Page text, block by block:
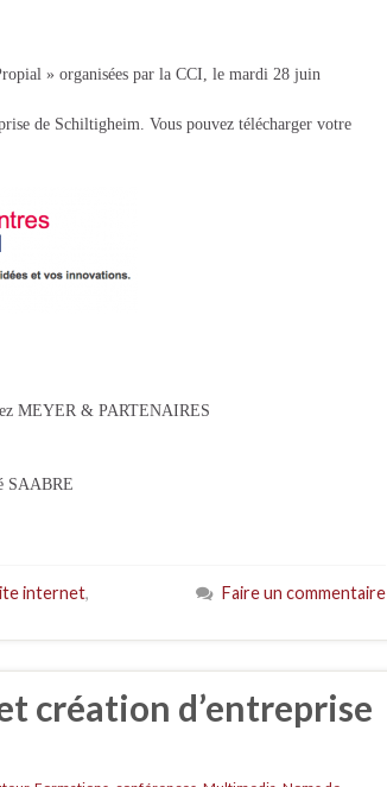
» organisées par la CCI, le mardi 28 juin
de Schiltigheim. Vous pouvez télécharger votre
MEYER & PARTENAIRES
SAABRE
internet,
Faire un commentaire
création d’entreprise